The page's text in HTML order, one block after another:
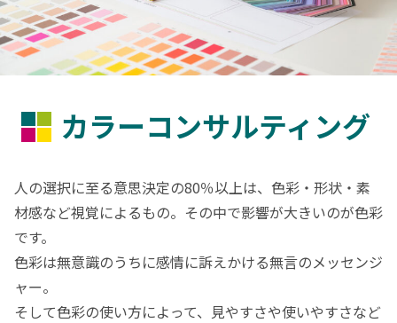
カラーコンサルティング
人の選択に至る意思決定の80％以上は、色彩・形状・素
材感など視覚によるもの。その中で影響が大きいのが色彩
です。
色彩は無意識のうちに感情に訴えかける無言のメッセンジ
ャー。
そして色彩の使い方によって、見やすさや使いやすさなど